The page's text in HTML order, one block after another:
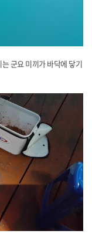
군요 미끼가 바닥에 닿기